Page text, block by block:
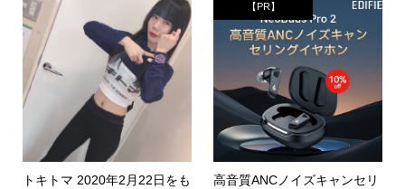
トキトマ 2020年2月22日をも
【PR】
高音質ANCノイズキャンセリ